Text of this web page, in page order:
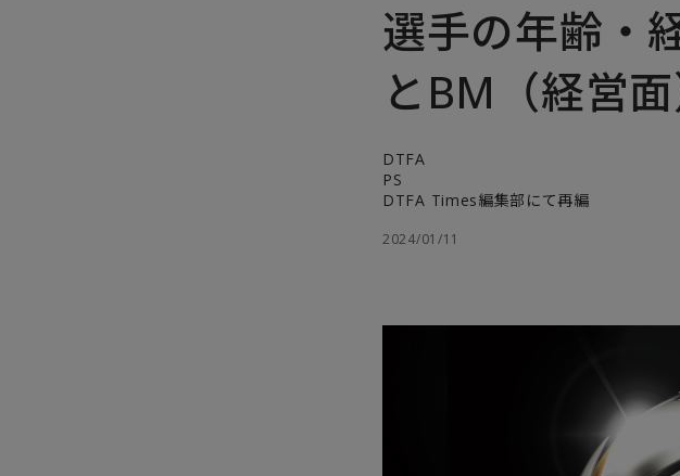
選手の年齢・
とBM（経営
DTFA
PS
DTFA Times編集部にて再編
2024/01/11